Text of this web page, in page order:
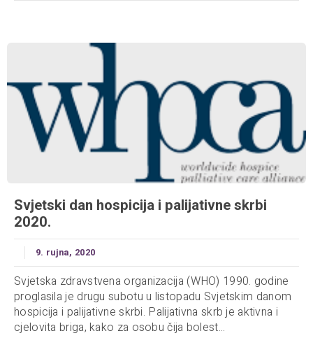
Svjetski dan hospicija i palijativne skrbi
2020.
9. rujna, 2020
Svjetska zdravstvena organizacija (WHO) 1990. godine
proglasila je drugu subotu u listopadu Svjetskim danom
hospicija i palijativne skrbi. Palijativna skrb je aktivna i
cjelovita briga, kako za osobu čija bolest...